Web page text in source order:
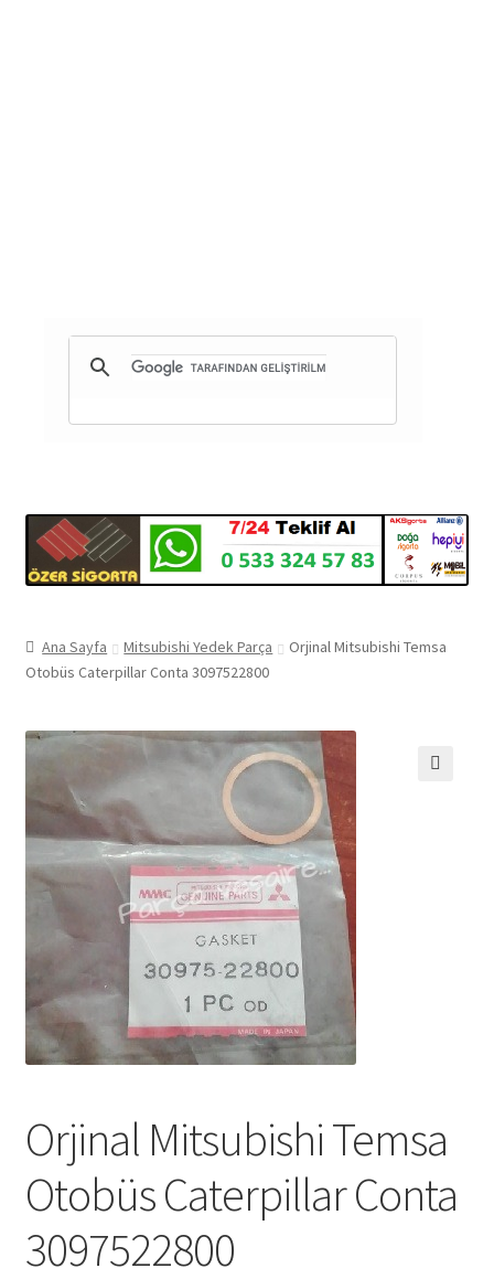
Ana Sayfa Mitsubishi Yedek Parça
Orjinal Mitsubishi Temsa
Otobüs Caterpillar Conta 3097522800
Orjinal Mitsubishi Temsa
Otobüs Caterpillar Conta
3097522800